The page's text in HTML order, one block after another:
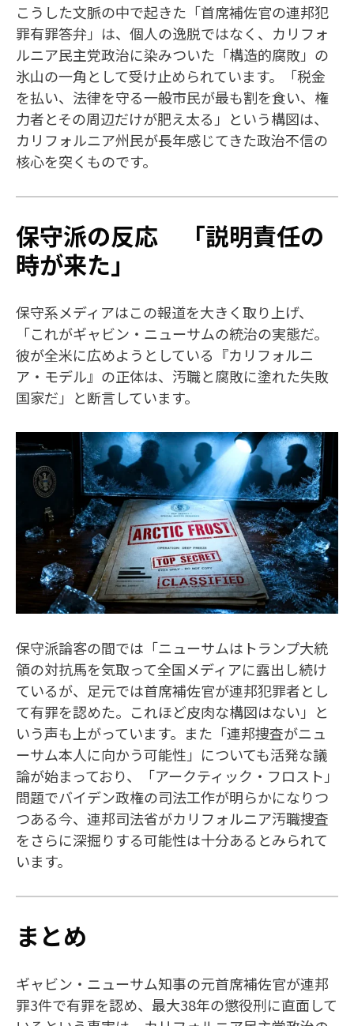
こうした文脈の中で起きた「首席補佐官の連邦犯
罪有罪答弁」は、個人の逸脱ではなく、カリフォ
ルニア民主党政治に染みついた「構造的腐敗」の
氷山の一角として受け止められています。「税金
を払い、法律を守る一般市民が最も割を食い、権
力者とその周辺だけが肥え太る」という構図は、
カリフォルニア州民が長年感じてきた政治不信の
核心を突くものです。
保守派の反応 「説明責任の
時が来た」
保守系メディアはこの報道を大きく取り上げ、
「これがギャビン・ニューサムの統治の実態だ。
彼が全米に広めようとしている『カリフォルニ
ア・モデル』の正体は、汚職と腐敗に塗れた失敗
国家だ」と断言しています。
保守派論客の間では「ニューサムはトランプ大統
領の対抗馬を気取って全国メディアに露出し続け
ているが、足元では首席補佐官が連邦犯罪者とし
て有罪を認めた。これほど皮肉な構図はない」と
いう声も上がっています。また「連邦捜査がニュ
ーサム本人に向かう可能性」についても活発な議
論が始まっており、「アークティック・フロスト」
問題でバイデン政権の司法工作が明らかになりつ
つある今、連邦司法省がカリフォルニア汚職捜査
をさらに深掘りする可能性は十分あるとみられて
います。
まとめ
ギャビン・ニューサム知事の元首席補佐官が連邦
罪3件で有罪を認め、最大38年の懲役刑に直面して